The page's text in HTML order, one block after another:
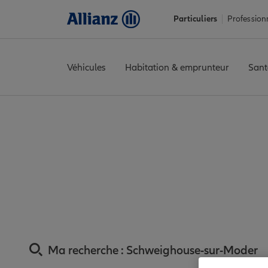
Particuliers
Véhicules Habitation & emprunteur
Ma recherche : Schweighouse-sur-Moder